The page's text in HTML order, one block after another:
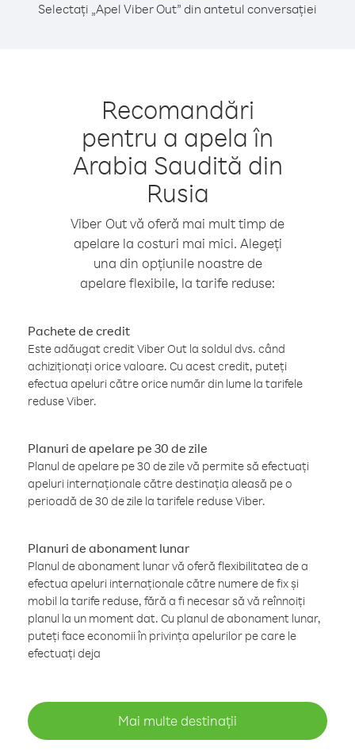
Selectați „Apel Viber Out” din antetul conversației
Recomandări
pentru a apela în
Arabia Saudită din
Rusia
Viber Out vă oferă mai mult timp de
apelare la costuri mai mici. Alegeți
una din opțiunile noastre de
apelare flexibile, la tarife reduse:
Pachete de credit
Este adăugat credit Viber Out la soldul dvs. când
achiziționați orice valoare. Cu acest credit, puteți
efectua apeluri către orice număr din lume la tarifele
reduse Viber.
Planuri de apelare pe 30 de zile
Planul de apelare pe 30 de zile vă permite să efectuați
apeluri internaționale către destinația aleasă pe o
perioadă de 30 de zile la tarifele reduse Viber.
Planuri de abonament lunar
Planul de abonament lunar vă oferă flexibilitatea de a
efectua apeluri internaționale către numere de fix și
mobil la tarife reduse, fără a fi necesar să vă reînnoiți
planul la un moment dat. Cu planul de abonament lunar,
puteți face economii în privința apelurilor pe care le
efectuați deja
Mai multe destinații